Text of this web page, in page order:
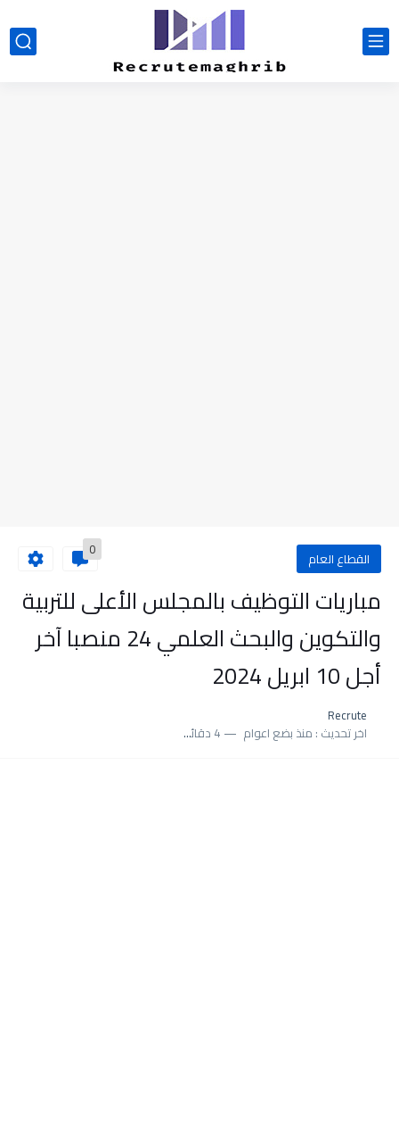
القطاع العام 0
مباريات التوظيف بالمجلس الأعلى للتربية
والتكوين والبحث العلمي 24 منصبا آخر
أجل 10 ابريل 2024
Recrute
اخر تحديث : منذ بضع اعوام 4 دقائق للقراءة